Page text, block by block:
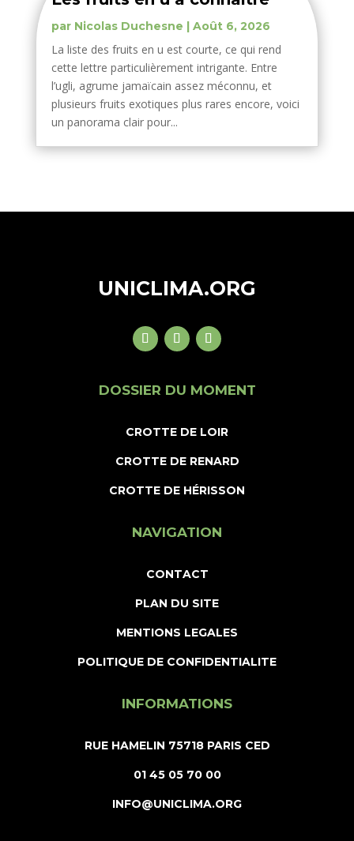
par Nicolas Duchesne | Août 6, 2026
La liste des fruits en u est courte, ce qui rend
cette lettre particulièrement intrigante. Entre
l’ugli, agrume jamaïcain assez méconnu, et
plusieurs fruits exotiques plus rares encore, voici
un panorama clair pour...
UNICLIMA.ORG
DOSSIER DU MOMENT
CROTTE DE LOIR
CROTTE DE RENARD
CROTTE DE HÉRISSON
NAVIGATION
CONTACT
PLAN DU SITE
MENTIONS LEGALES
POLITIQUE DE CONFIDENTIALITE
INFORMATIONS
RUE HAMELIN 75718 PARIS CED
01 45 05 70 00
INFO@UNICLIMA.ORG